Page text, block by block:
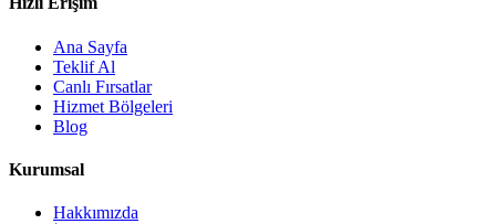
Ana Sayfa
Teklif Al
Canlı Fırsatlar
Hizmet Bölgeleri
Blog
Kurumsal
Hakkımızda